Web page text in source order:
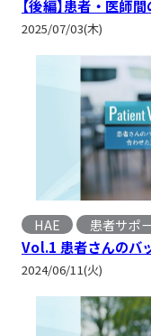
【後編】患者・医師
2025/07/03(木)
HAE 患者サポ
,
Vol.1 患者さんのバ
2024/06/11(火)